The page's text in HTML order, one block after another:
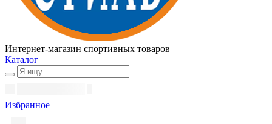
Интернет-магазин спортивных товаров
Каталог
Избранное